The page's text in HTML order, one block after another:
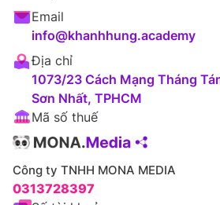
Email
info@khanhhung.academy
Địa chỉ
1073/23 Cách Mạng Tháng
Sơn Nhất, TPHCM
Mã số thuế
Công ty TNHH MONA MEDIA
0313728397